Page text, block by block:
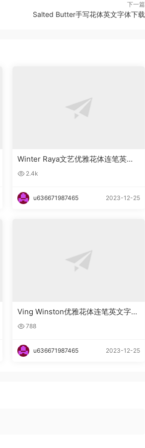
下一篇
Salted Butter手写花体英文字体下载
Winter Raya文艺优雅花体连笔英文
字体下载
2.4k
u636671987465 2023-12-25
Ving Winston优雅花体连笔英文字体
下载
788
u636671987465 2023-12-25